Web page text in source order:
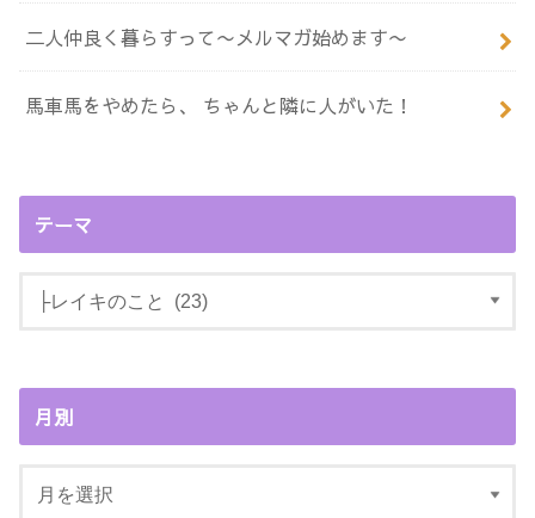
二人仲良く暮らすって〜メルマガ始めます〜
馬車馬をやめたら、 ちゃんと隣に人がいた！
テーマ
月別